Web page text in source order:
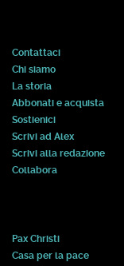
Contattaci
Chi siamo
La storia
Abbonati e acquista
Sostienici
Scrivi ad Alex
Scrivi alla redazione
Collabora
Pax Christi
Casa per la pace